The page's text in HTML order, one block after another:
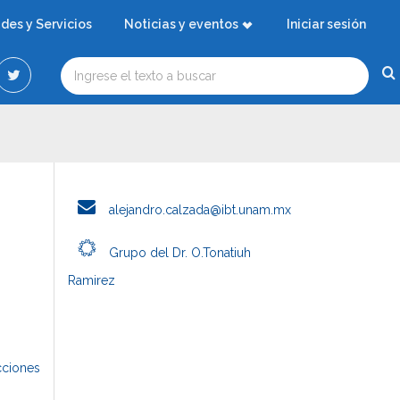
y Servicios Noticias y eventos Iniciar sesión
alejandro.calzada@ibt.unam.mx
Grupo del Dr. O.Tonatiuh
Ramirez